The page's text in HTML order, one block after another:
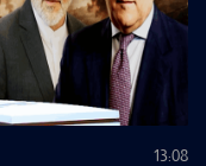
13:08